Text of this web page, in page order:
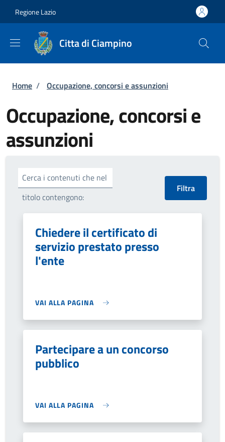
Regione Lazio
Citta di Ciampino
Briciole di pane
Home / Occupazione, concorsi e assunzioni
Occupazione, concorsi e
assunzioni
Cerca i contenuti che nel
titolo contengono:
Chiedere il certificato di
servizio prestato presso
l'ente
VAI ALLA PAGINA
Partecipare a un concorso
pubblico
VAI ALLA PAGINA